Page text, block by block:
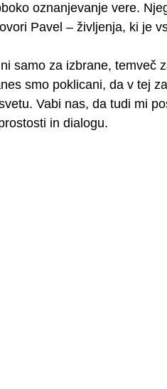
oznanjevanje vere.
Pavel – življenja, ki je
samo za izbrane, temveč
smo poklicani, da v tej
Vabi nas, da tudi mi
in dialogu.